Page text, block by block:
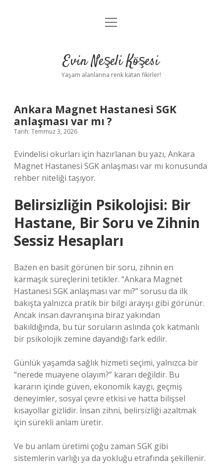
Anasayfa
Yasal Uyarı
menüyü
Evin Neşeli Köşesi
Yaşam alanlarına renk katan fikirler!
Ankara Magnet Hastanesi SGK
anlaşması var mı ?
Tarih: Temmuz 3, 2026
Evindelisi okurları için hazırlanan bu yazı, Ankara
Magnet Hastanesi SGK anlaşması var mı konusunda
rehber niteliği taşıyor.
Belirsizliğin Psikolojisi: Bir
Hastane, Bir Soru ve Zihnin
Sessiz Hesapları
Bazen en basit görünen bir soru, zihnin en
karmaşık süreçlerini tetikler. “Ankara Magnet
Hastanesi SGK anlaşması var mı?” sorusu da ilk
bakışta yalnızca pratik bir bilgi arayışı gibi görünür.
Ancak insan davranışına biraz yakından
bakıldığında, bu tür soruların aslında çok katmanlı
bir psikolojik zemine dayandığı fark edilir.
Günlük yaşamda sağlık hizmeti seçimi, yalnızca bir
“nerede muayene olayım?” kararı değildir. Bu
kararın içinde güven, ekonomik kaygı, geçmiş
deneyimler, sosyal çevre etkisi ve hatta bilişsel
kısayollar gizlidir. İnsan zihni, belirsizliği azaltmak
için sürekli anlam üretir.
Ve bu anlam üretimi çoğu zaman SGK gibi
sistemlerin varlığı ya da yokluğu etrafında şekillenir.